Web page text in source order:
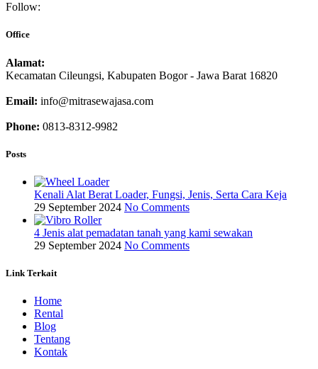
Follow:
Office
Alamat:
Kecamatan Cileungsi, Kabupaten Bogor - Jawa Barat 16820
Email: info@mitrasewajasa.com
Phone: 0813-8312-9982
Posts
Kenali Alat Berat Loader, Fungsi, Jenis, Serta Cara Keja
29 September 2024 No Comments
4 Jenis alat pemadatan tanah yang kami sewakan
29 September 2024 No Comments
Link Terkait
Home
Rental
Blog
Tentang
Kontak